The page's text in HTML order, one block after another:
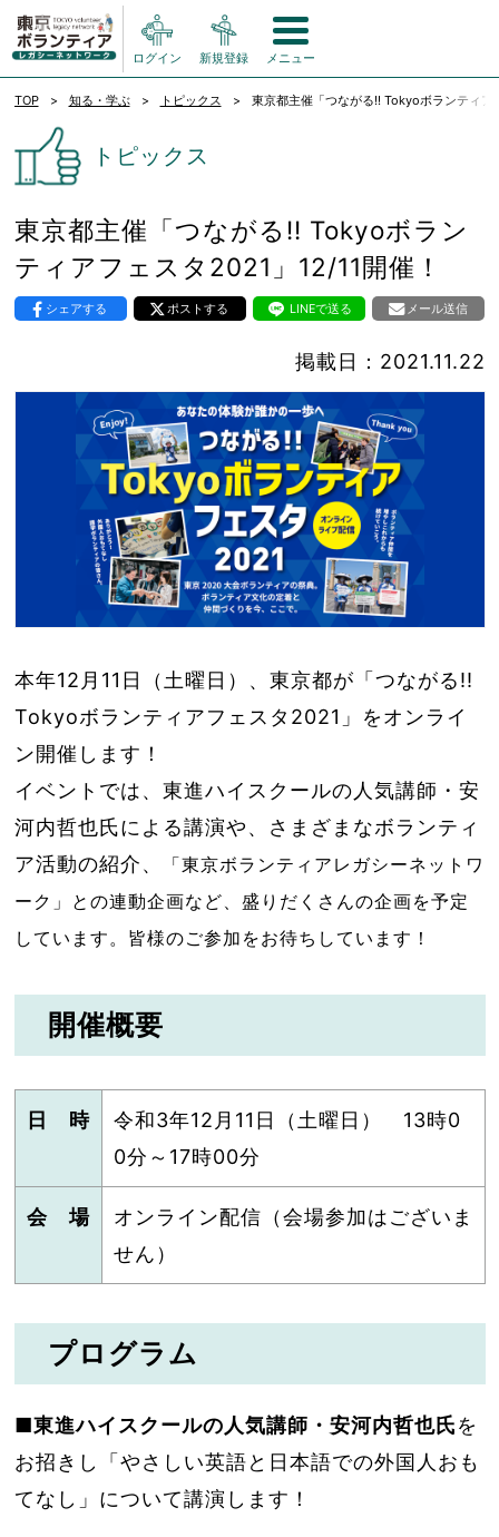
ログイン 新規登録 メニュー
TOP 知る・学ぶ トピックス 東京都主催「つながる!! Tokyoボランティア
トピックス
東京都主催「つながる!! Tokyoボラン
ティアフェスタ2021」12/11開催！
シェアする ポストする LINEで送る メール送信
掲載日：2021.11.22
本年12月11日（土曜日）、東京都が「つながる!!
Tokyoボランティアフェスタ2021」をオンライ
ン開催します！
イベントでは、東進ハイスクールの人気講師・安
河内哲也氏による講演や、さまざまなボランティ
ア活動の紹介、
「東京ボランティアレガシーネットワ
ーク」との連動企画など、盛りだくさんの企画を予定
しています。皆様のご参加をお待ちしています！
開催概要
日 時
令和3年12月11日（土曜日） 13時0
0分～17時00分
会 場
オンライン配信（会場参加はございま
せん）
プログラム
■東進ハイスクールの人気講師・安河内哲也氏を
お招きし「やさしい英語と日本語での外国人おも
てなし」について講演します！